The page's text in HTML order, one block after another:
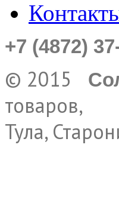
+7 (4872)
© 2015
товаров,
Тула,